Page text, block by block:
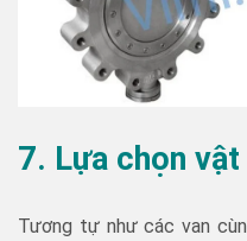
7. Lựa chọn
Tương tự như các van